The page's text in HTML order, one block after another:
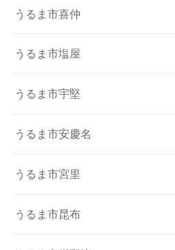
うるま市喜仲
うるま市塩屋
うるま市宇堅
うるま市安慶名
うるま市宮里
うるま市昆布